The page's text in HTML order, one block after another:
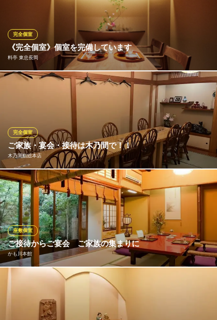
や特別感のあるペアシートなど多彩に完備しております。各種宴
会や友人とのお集まり、接待など様々なシーンでご利用くださ
い。
魚と地酒ともつ鍋 美食倶楽部 まる和
個室完備のもつ鍋居酒屋
ＪＲ長岡駅 徒歩5分
新潟県長岡市東坂之上町1-3-13 1F
《完全個室》個室を完備しています
料亭 東忠長岡
完全個室
少人数でもゆったりお過ごしいただける個室を完備しておりま
す。会社の接待やご家族でのお祝い事などのシーンでも安心して
ご利用いただけます。
料亭 東忠長岡
長岡駅前の料亭
ＪＲ長岡駅 徒歩4分
新潟県長岡市東坂之上町1-4-3 スカイハイツ1F
ご家族・宴会・接待は木乃間で！！
木乃間鮨総本店
完全個室
ゆったりとうま～いお酒に海鮮和風料理。春夏秋冬味不変。お子
様メニューもあります。新潟和牛やニーズにあったネタも取り揃
えることができます。また、接待はもちろん木乃間鮨で!!ご予算、
お料理、サービス、お客様のニーズにあわせた取り組みを、させ
ていただきます。ご要望をどしどしお申し付けくださいませ。
木乃間鮨総本店
寿司和風浜磯料理
ＪＲ長岡駅 徒歩3分
新潟県長岡市台町1-3-10
ご接待からご宴会 ご家族の集まりに
かも川本館
座敷個室
大切なお客様のおもてなしには、季節の花をあしらった趣あるお
座敷で心安らぐひとときをお過ごしください。ご宴会から少人数
でのご会合まで、用途に応じたご会食スタイルでお迎えいたしま
す。最大40名様まで一堂に会せる広間、庭園の眺め豊かなお座